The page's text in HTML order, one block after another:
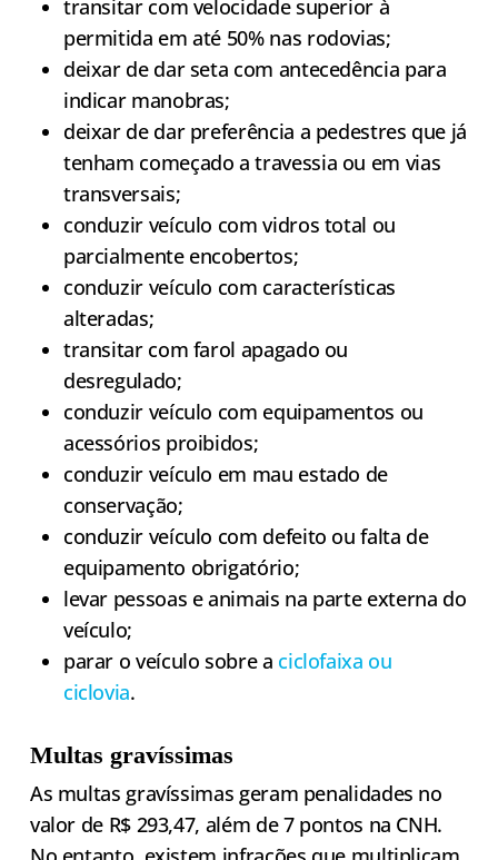
transitar com velocidade superior à
permitida em até 50% nas rodovias;
deixar de dar seta com antecedência para
indicar manobras;
deixar de dar preferência a pedestres que já
tenham começado a travessia ou em vias
transversais;
conduzir veículo com vidros total ou
parcialmente encobertos;
conduzir veículo com características
alteradas;
transitar com farol apagado ou
desregulado;
conduzir veículo com equipamentos ou
acessórios proibidos;
conduzir veículo em mau estado de
conservação;
conduzir veículo com defeito ou falta de
equipamento obrigatório;
levar pessoas e animais na parte externa do
veículo;
parar o veículo sobre a ciclofaixa ou
ciclovia.
Multas gravíssimas
As multas gravíssimas geram penalidades no
valor de R$ 293,47, além de 7 pontos na CNH.